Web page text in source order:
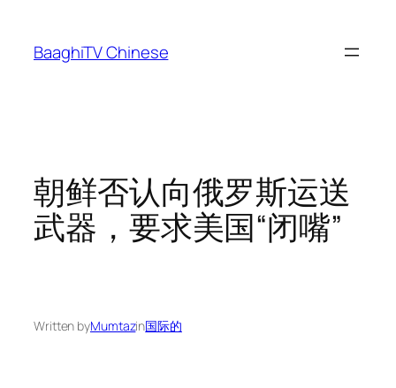
content
BaaghiTV Chinese
朝鲜否认向俄罗斯运送
武器，要求美国“闭嘴”
Written byMumtazin国际的